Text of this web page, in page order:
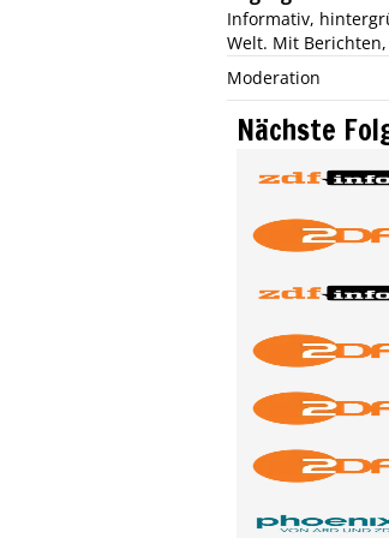
Informativ,
Welt. Mit
Moderation
Nächste